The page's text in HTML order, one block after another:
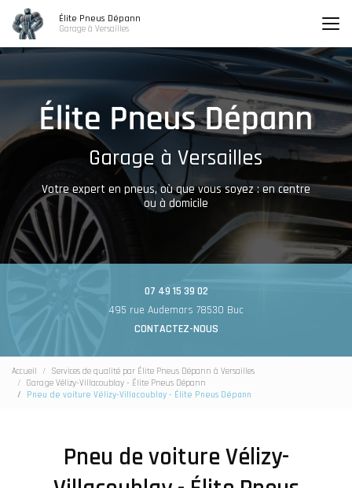
contenu
principal
Élite Pneus Dépann
Garage à Versailles
Garage à Versailles
Votre expert en pneus, où que vous soyez : en centre
ou à domicile
07 49 15 39 02
495 rue Audemars 78530 Buc
CONTACTEZ-NOUS
Accueil
Services de qualité par Élite Pneus Dépann à Versailles
Garage Vélizy-Villacoublay - Élite Pneus Dépann
Pneu de voiture Vélizy-Villacoublay - Élite Pneus Dépann
Pneu de voiture Vélizy-